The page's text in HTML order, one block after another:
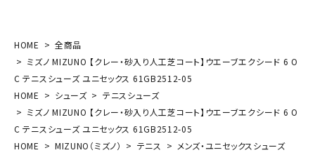
HOME
全商品
ミズノ MIZUNO 【クレー・砂入り人工芝コート】ウエーブエクシード 6 O
C テニスシューズ ユニセックス 61GB2512-05
HOME
シューズ
テニスシューズ
ミズノ MIZUNO 【クレー・砂入り人工芝コート】ウエーブエクシード 6 O
C テニスシューズ ユニセックス 61GB2512-05
HOME
MIZUNO（ミズノ） テニス
メンズ・ユニセックスシューズ